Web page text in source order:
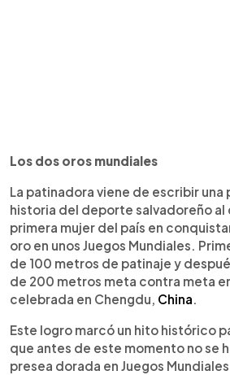
Los dos oros mundiales
La patinadora viene de escribir una
historia del deporte salvadoreño al
primera mujer del país en
oro en unos Juegos Mundiales.
de 100 metros de patinaje y
de 200 metros meta contra meta
celebrada en Chengdu, China.
Este logro marcó un hito histórico
que antes de este momento no se
presea dorada en Juegos